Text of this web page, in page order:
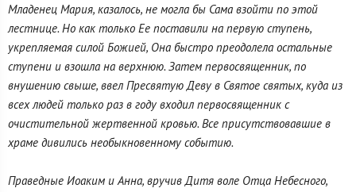
Младенец Мария, казалось, не могла бы Сама взойти по этой
лестнице. Но как только Ее поставили на первую ступень,
укрепляемая силой Божией, Она быстро преодолела остальные
ступени и взошла на верхнюю. Затем первосвященник, по
внушению свыше, ввел Пресвятую Деву в Святое святых, куда из
всех людей только раз в году входил первосвященник с
очистительной жертвенной кровью. Все присутствовавшие в
храме дивились необыкновенному событию.
Праведные Иоаким и Анна, вручив Дитя воле Отца Небесного,